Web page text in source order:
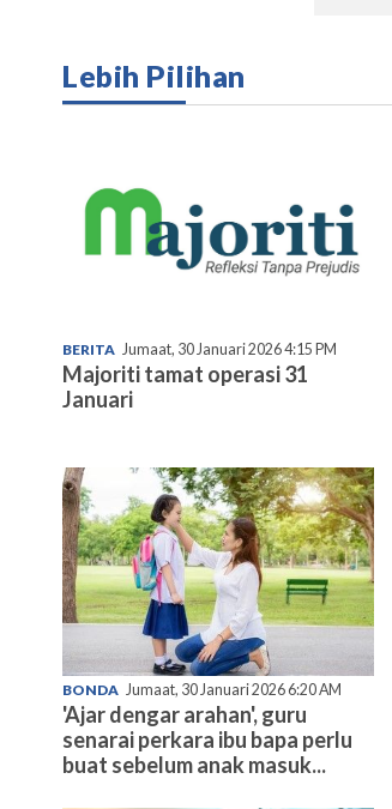
Lebih Pilihan
BERITA Jumaat, 30 Januari 2026 4:15 PM
Majoriti tamat operasi 31
Januari
BONDA Jumaat, 30 Januari 2026 6:20 AM
'Ajar dengar arahan', guru
senarai perkara ibu bapa perlu
buat sebelum anak masuk...